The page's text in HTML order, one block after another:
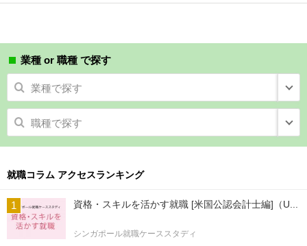
業種 or 職種 で探す
業種で探す
職種で探す
就職コラム アクセスランキング
資格・スキルを活かす就職 [米国公認会計士編]（U...
シンガポール就職ケーススタディ